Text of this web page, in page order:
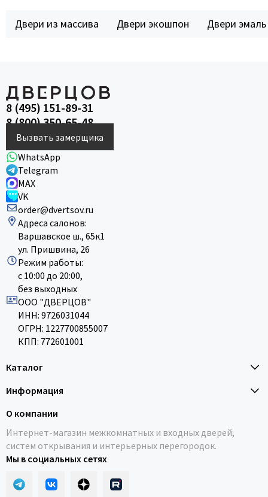
Двери из массива Двери экошпон Двери эмаль
8 (495) 151-89-31
8 (800) 350-65-48
Вызвать замерщика
WhatsApp
Telegram
MAX
VK
order@dvertsov.ru
Адреса салонов:
Варшавское ш., 65к1
ул. Пришвина, 26
Режим работы:
с 10:00 до 20:00,
без выходных
ООО "ДВЕРЦОВ"
ИНН: 9726031044
ОГРН: 1227700855007
КПП: 772601001
Каталог
Информация
О компании
Интернет-магазин межкомнатных и входных дверей,
систем открывания и интерьерных перегородок.
Мы в социальных сетях